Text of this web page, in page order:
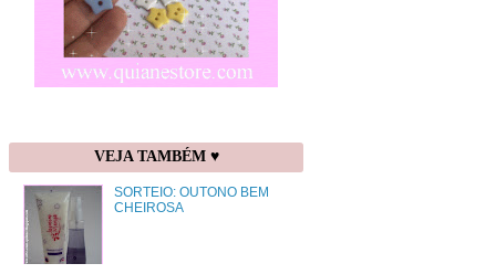
VEJA TAMBÉM ♥
SORTEIO: OUTONO BEM
CHEIROSA